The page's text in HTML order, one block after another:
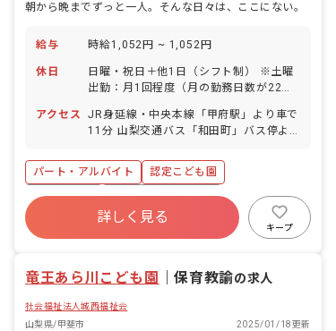
朝から晩までずっと一人。そんな日々は、ここにない。
給与 時給1,052円 ~ 1,052円
休日
日曜・祝日＋他1日（シフト制） ※土曜
出勤：月1回程度（月の勤務日数が22日
前産後・育児休暇（取得実績あり：取得
率100％、復帰率100％） 介護・看護休
アクセス
JR身延線・中央本線「甲府駅」より車で
11分 山梨交通バス「和田町」バス停よ
車通勤可（駐車場あり・月1,000円／駐
輪場無料）
パート・アルバイト
認定こども園
ブランクOK
ボーナス・賞与あり
社会保険完備
有給
福利厚生充実
詳しく見る
キープ
竜王あら川こども園 ｜保育教諭の求人
社会福祉法人城西福祉会
山梨県/甲斐市
2025/01/18更新